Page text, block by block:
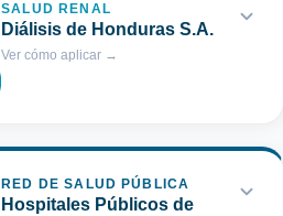
SALUD RENAL
Diálisis de Honduras S.A.
Ver cómo aplicar →
RED DE SALUD PÚBLICA
Hospitales Públicos de